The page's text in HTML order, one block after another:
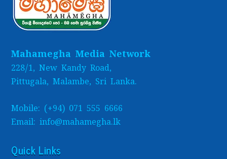
Mahamegha Media Network
228/1, New Kandy Road,
Pittugala, Malambe, Sri Lanka.
Mobile: (+94) 071 555 6666
Email: info@mahamegha.lk
Quick Links